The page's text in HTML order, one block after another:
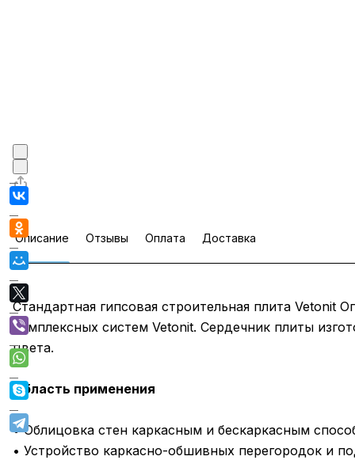
Описание Отзывы Оплата Доставка
Стандартная гипсовая строительная плита
комплексных систем Vetonit. Сердечник плиты
цвета.
Область применения
• Облицовка стен каркасным и бескаркасным
• Устройство каркасно-обшивных перегородок и